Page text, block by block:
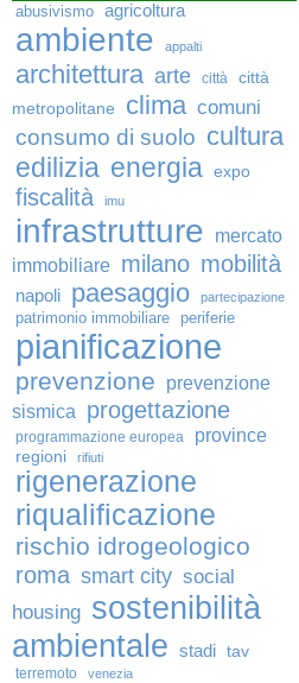
abusivismo agricoltura
ambiente appalti
architettura arte città
città
metropolitane
clima comuni
consumo di suolo cultura
edilizia energia expo
fiscalità imu
infrastrutture
mercato
immobiliare milano mobilità
napoli paesaggio partecipazione
patrimonio immobiliare periferie
pianificazione
prevenzione
prevenzione
sismica
progettazione
programmazione europea province
regioni rifiuti
rigenerazione
riqualificazione
rischio idrogeologico
roma smart city social
housing sostenibilità
ambientale stadi tav
terremoto venezia